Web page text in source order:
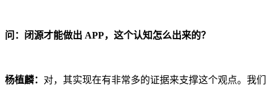
问：闭源才能做出 APP，这个认知怎么出来的？
杨植麟： 对，其实现在有非常多的证据来支撑这个观点。我们